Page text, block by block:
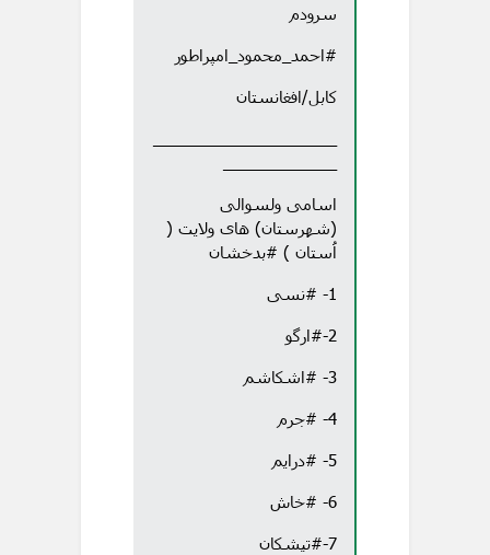
سرودم
#احمد_محمود_امپراطور
کابل/افغانستان
اسامی ولسوالی
(شهرستان) های ولایت (
اُستان ) #بدخشان
1- #نسی
2-#ارگو
3- #اشکاشم
4- #جرم
5- #درایم
6- #خاش
7-#تیشکان